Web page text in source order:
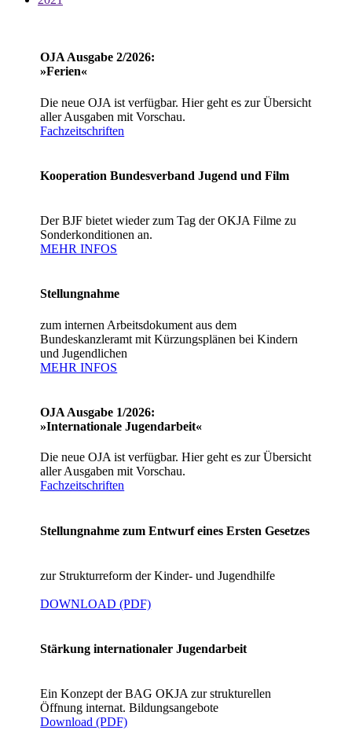
OJA Ausgabe 2/2026:
»Ferien«
Die neue OJA ist verfügbar. Hier geht es zur Übersicht
aller Ausgaben mit Vorschau.
Fachzeitschriften
Kooperation Bundesverband Jugend und Film
Der BJF bietet wieder zum Tag der OKJA Filme zu
Sonderkonditionen an.
MEHR INFOS
Stellungnahme
zum internen Arbeitsdokument aus dem
Bundeskanzleramt mit Kürzungsplänen bei Kindern
und Jugendlichen
MEHR INFOS
OJA Ausgabe 1/2026:
»Internationale Jugendarbeit«
Die neue OJA ist verfügbar. Hier geht es zur Übersicht
aller Ausgaben mit Vorschau.
Fachzeitschriften
Stellungnahme zum Entwurf eines Ersten Gesetzes
zur Strukturreform der Kinder- und Jugendhilfe
DOWNLOAD (PDF)
Stärkung internationaler Jugendarbeit
Ein Konzept der BAG OKJA zur strukturellen
Öffnung internat. Bildungsangebote
Download (PDF)